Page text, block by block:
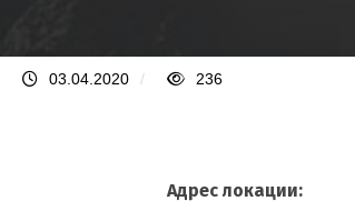
03.04.2020 / 236
Адрес локации: